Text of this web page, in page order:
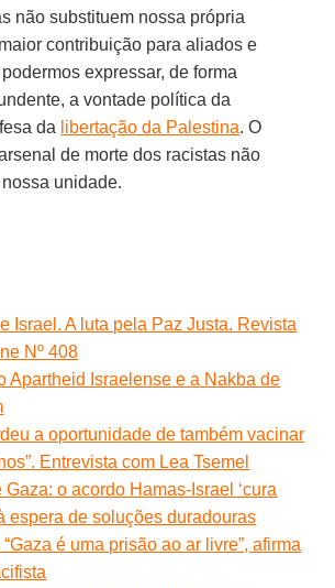
não substituem nossa própria
contribuição para aliados e
expressar, de forma
a vontade política da
da libertação da Palestina. O
de morte dos racistas não
unidade.
Israel. A luta pela Paz Justa. Revista
Nº 408
Apartheid Israelense e a Nakba de
a oportunidade de também vacinar
Entrevista com Lea Tsemel
Gaza: o acordo Hamas-Israel ‘cura
espera de soluções duradouras
é uma prisão ao ar livre”, afirma